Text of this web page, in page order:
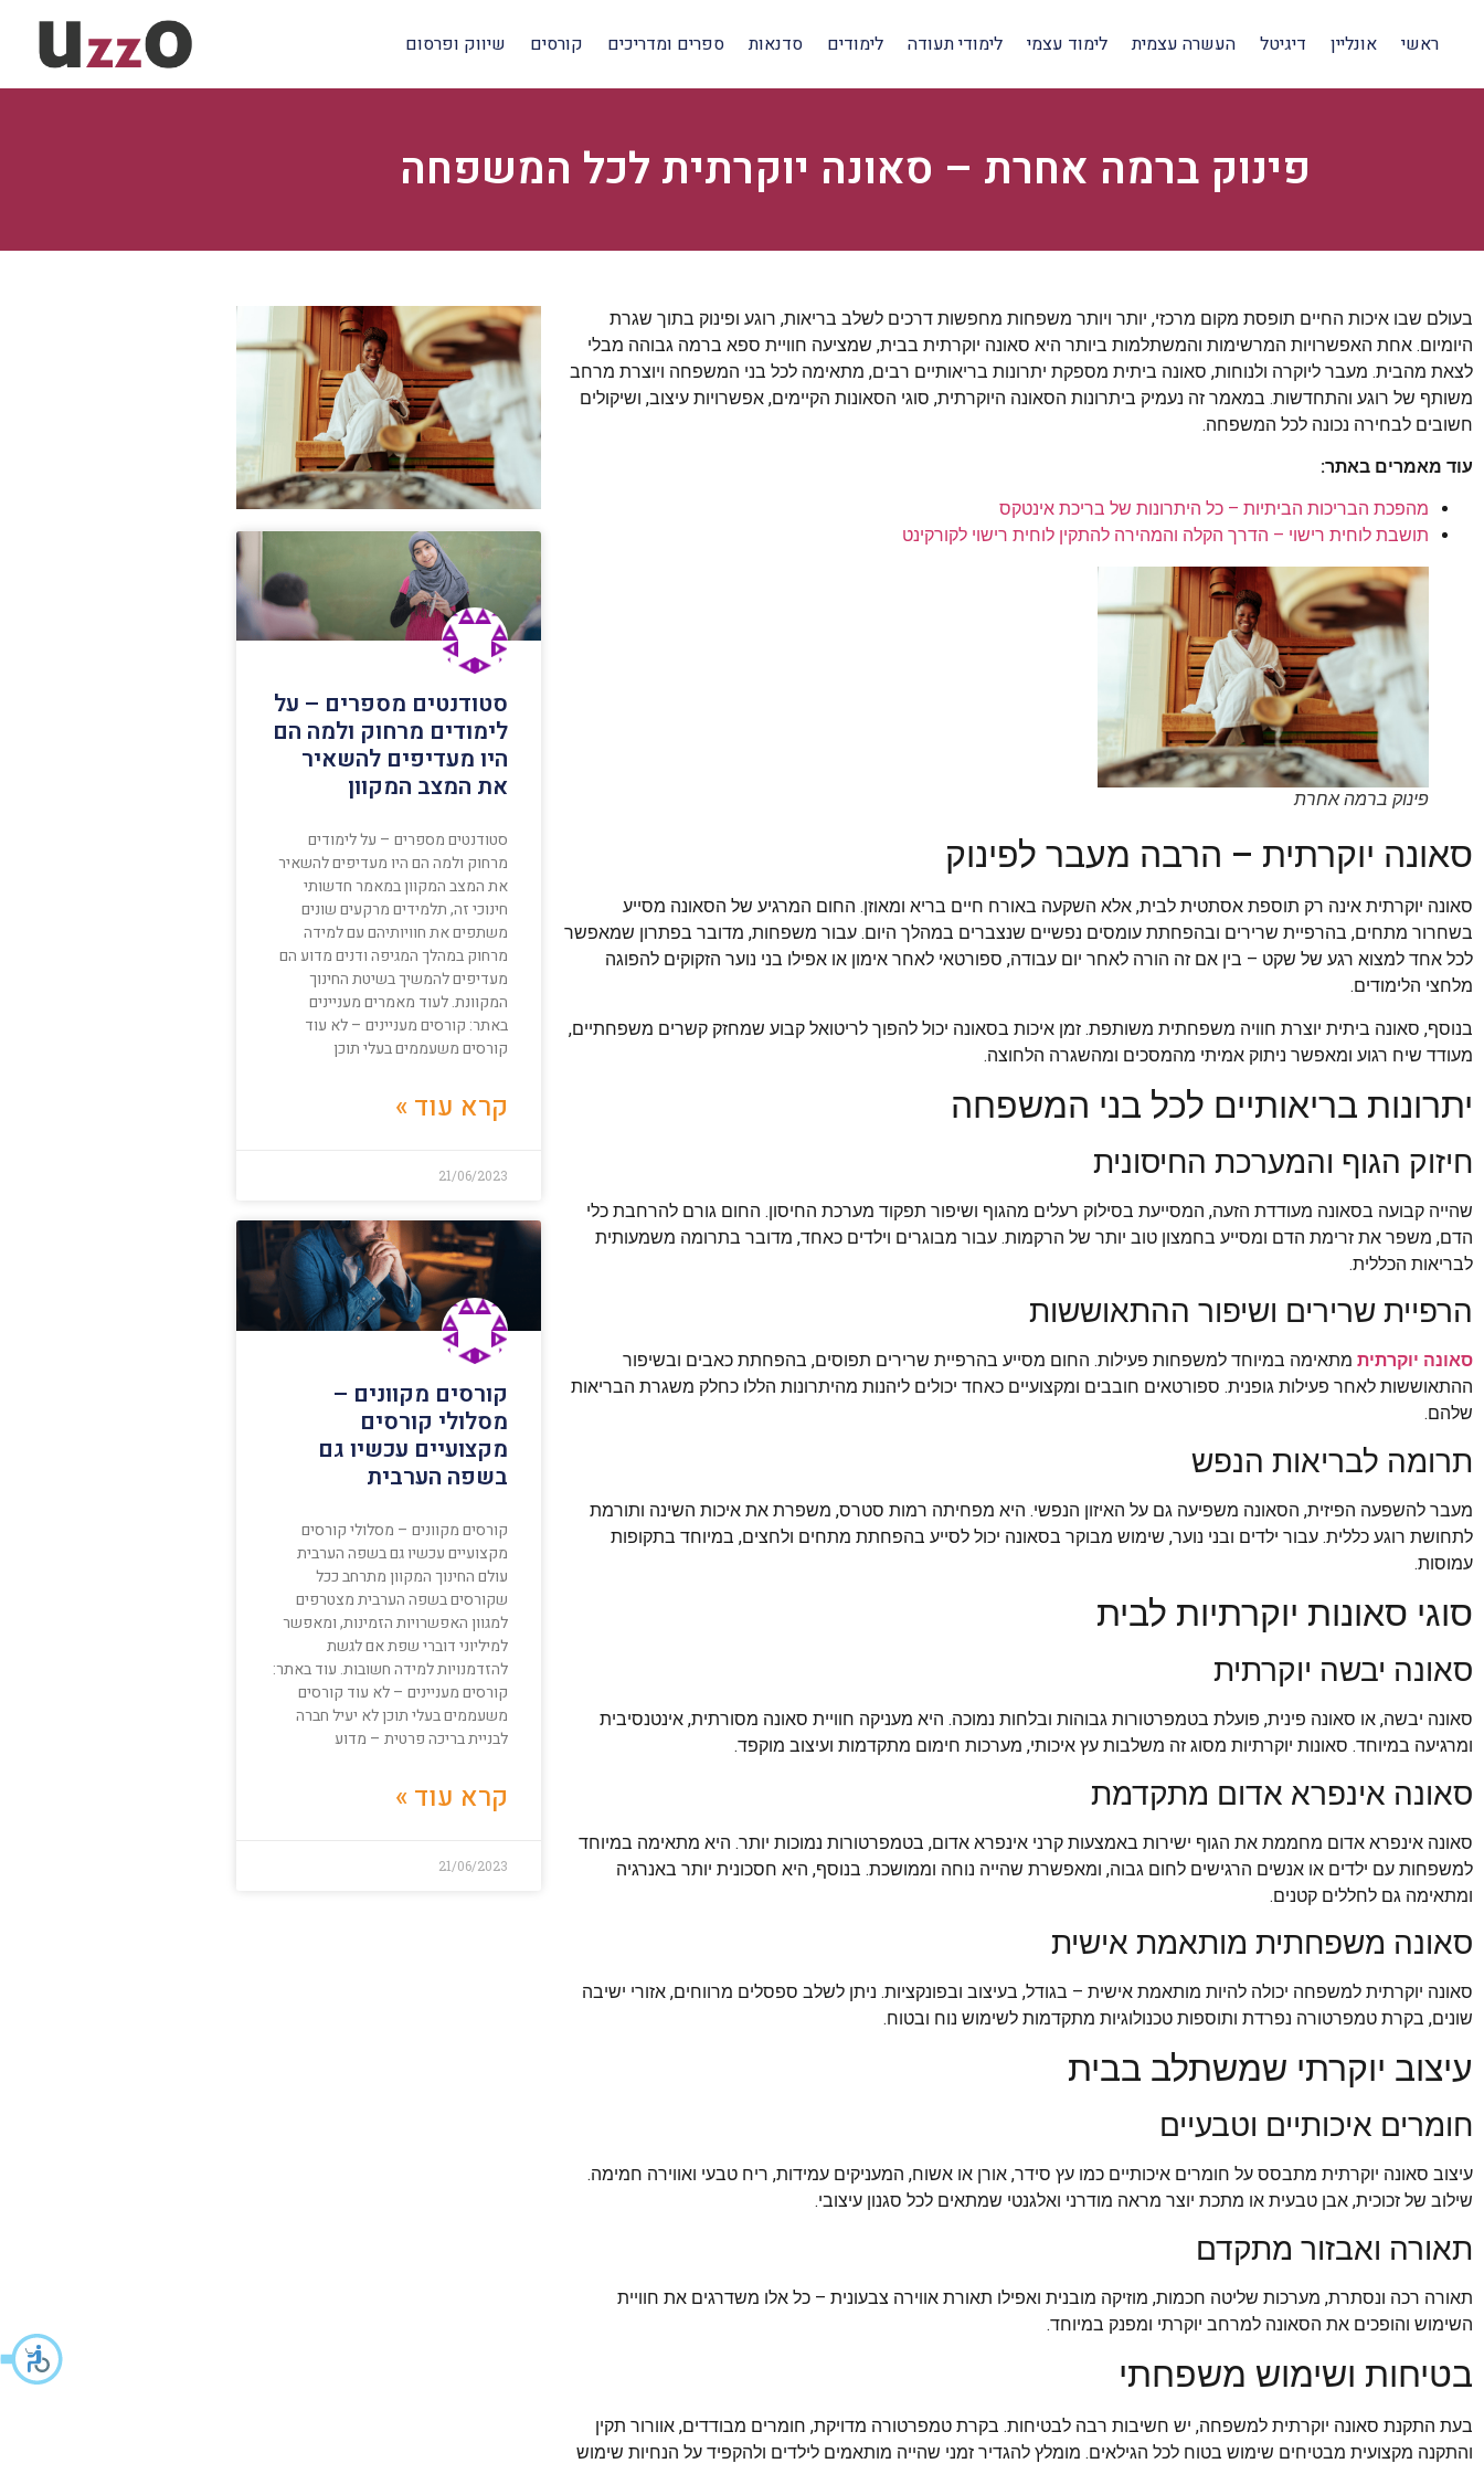
ראשי אונליין דיגיטל העשרה עצמית לימוד עצמי לימודי תעודה לימודים סדנאות ספרים ומדריכים קורסים שיווק ופרסום
פינוק ברמה אחרת – סאונה יוקרתית לכל המשפחה
בעולם שבו איכות החיים תופסת מקום מרכזי, יותר ויותר משפחות מחפשות דרכים לשלב בריאות, רוגע ופינוק בתוך שגרת
היומיום. אחת האפשרויות המרשימות והמשתלמות ביותר היא סאונה יוקרתית בבית, שמציעה חוויית ספא ברמה גבוהה מבלי
לצאת מהבית. מעבר ליוקרה ולנוחות, סאונה ביתית מספקת יתרונות בריאותיים רבים, מתאימה לכל בני המשפחה ויוצרת מרחב
משותף של רוגע והתחדשות. במאמר זה נעמיק ביתרונות הסאונה היוקרתית, סוגי הסאונות הקיימים, אפשרויות עיצוב, ושיקולים
חשובים לבחירה נכונה לכל המשפחה.
עוד מאמרים באתר:
מהפכת הבריכות הביתיות – כל היתרונות של בריכת אינטקס
תושבת לוחית רישוי – הדרך הקלה והמהירה להתקין לוחית רישוי לקורקינט
פינוק ברמה אחרת
סאונה יוקרתית – הרבה מעבר לפינוק
סאונה יוקרתית אינה רק תוספת אסתטית לבית, אלא השקעה באורח חיים בריא ומאוזן. החום המרגיע של הסאונה מסייע
בשחרור מתחים, בהרפיית שרירים ובהפחתת עומסים נפשיים שנצברים במהלך היום. עבור משפחות, מדובר בפתרון שמאפשר
לכל אחד למצוא רגע של שקט – בין אם זה הורה לאחר יום עבודה, ספורטאי לאחר אימון או אפילו בני נוער הזקוקים להפוגה
מלחצי הלימודים.
בנוסף, סאונה ביתית יוצרת חוויה משפחתית משותפת. זמן איכות בסאונה יכול להפוך לריטואל קבוע שמחזק קשרים משפחתיים,
מעודד שיח רגוע ומאפשר ניתוק אמיתי מהמסכים ומהשגרה הלחוצה.
יתרונות בריאותיים לכל בני המשפחה
חיזוק הגוף והמערכת החיסונית
שהייה קבועה בסאונה מעודדת הזעה, המסייעת בסילוק רעלים מהגוף ושיפור תפקוד מערכת החיסון. החום גורם להרחבת כלי
הדם, משפר את זרימת הדם ומסייע בחמצון טוב יותר של הרקמות. עבור מבוגרים וילדים כאחד, מדובר בתרומה משמעותית
לבריאות הכללית.
הרפיית שרירים ושיפור ההתאוששות
סאונה יוקרתית מתאימה במיוחד למשפחות פעילות. החום מסייע בהרפיית שרירים תפוסים, בהפחתת כאבים ובשיפור
ההתאוששות לאחר פעילות גופנית. ספורטאים חובבים ומקצועיים כאחד יכולים ליהנות מהיתרונות הללו כחלק משגרת הבריאות
שלהם.
תרומה לבריאות הנפש
מעבר להשפעה הפיזית, הסאונה משפיעה גם על האיזון הנפשי. היא מפחיתה רמות סטרס, משפרת את איכות השינה ותורמת
לתחושת רוגע כללית. עבור ילדים ובני נוער, שימוש מבוקר בסאונה יכול לסייע בהפחתת מתחים ולחצים, במיוחד בתקופות
עמוסות.
סוגי סאונות יוקרתיות לבית
סאונה יבשה יוקרתית
סאונה יבשה, או סאונה פינית, פועלת בטמפרטורות גבוהות ובלחות נמוכה. היא מעניקה חוויית סאונה מסורתית, אינטנסיבית
ומרגיעה במיוחד. סאונות יוקרתיות מסוג זה משלבות עץ איכותי, מערכות חימום מתקדמות ועיצוב מוקפד.
סאונה אינפרא אדום מתקדמת
סאונה אינפרא אדום מחממת את הגוף ישירות באמצעות קרני אינפרא אדום, בטמפרטורות נמוכות יותר. היא מתאימה במיוחד
למשפחות עם ילדים או אנשים הרגישים לחום גבוה, ומאפשרת שהייה נוחה וממושכת. בנוסף, היא חסכונית יותר באנרגיה
ומתאימה גם לחללים קטנים.
סאונה משפחתית מותאמת אישית
סאונה יוקרתית למשפחה יכולה להיות מותאמת אישית – בגודל, בעיצוב ובפונקציות. ניתן לשלב ספסלים מרווחים, אזורי ישיבה
שונים, בקרת טמפרטורה נפרדת ותוספות טכנולוגיות מתקדמות לשימוש נוח ובטוח.
עיצוב יוקרתי שמשתלב בבית
חומרים איכותיים וטבעיים
עיצוב סאונה יוקרתית מתבסס על חומרים איכותיים כמו עץ סידר, אורן או אשוח, המעניקים עמידות, ריח טבעי ואווירה חמימה.
שילוב של זכוכית, אבן טבעית או מתכת יוצר מראה מודרני ואלגנטי שמתאים לכל סגנון עיצובי.
תאורה ואבזור מתקדם
תאורה רכה ונסתרת, מערכות שליטה חכמות, מוזיקה מובנית ואפילו תאורת אווירה צבעונית – כל אלו משדרגים את חוויית
השימוש והופכים את הסאונה למרחב יוקרתי ומפנק במיוחד.
בטיחות ושימוש משפחתי
בעת התקנת סאונה יוקרתית למשפחה, יש חשיבות רבה לבטיחות. בקרת טמפרטורה מדויקת, חומרים מבודדים, אוורור תקין
והתקנה מקצועית מבטיחים שימוש בטוח לכל הגילאים. מומלץ להגדיר זמני שהייה מותאמים לילדים ולהקפיד על הנחיות שימוש
סטודנטים מספרים – על
לימודים מרחוק ולמה הם
היו מעדיפים להשאיר
את המצב המקוון
סטודנטים מספרים – על לימודים
מרחוק ולמה הם היו מעדיפים להשאיר
את המצב המקוון במאמר חדשותי
חינוכי זה, תלמידים מרקעים שונים
משתפים את חוויותיהם עם למידה
מרחוק במהלך המגיפה ודנים מדוע הם
מעדיפים להמשיך בשיטת החינוך
המקוונת. לעוד מאמרים מעניינים
באתר: קורסים מעניינים – לא עוד
קורסים משעממים בעלי תוכן
קרא עוד »
21/06/2023
קורסים מקוונים –
מסלולי קורסים
מקצועיים עכשיו גם
בשפה הערבית
קורסים מקוונים – מסלולי קורסים
מקצועיים עכשיו גם בשפה הערבית
עולם החינוך המקוון מתרחב ככל
שקורסים בשפה הערבית מצטרפים
למגוון האפשרויות הזמינות, ומאפשר
למיליוני דוברי שפת אם לגשת
להזדמנויות למידה חשובות. עוד באתר:
קורסים מעניינים – לא עוד קורסים
משעממים בעלי תוכן לא יעיל חברה
לבניית בריכה פרטית – מדוע
קרא עוד »
21/06/2023